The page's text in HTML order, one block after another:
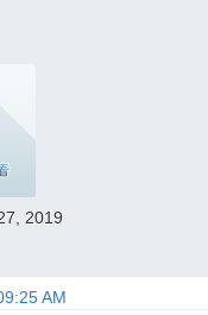
2019
AM